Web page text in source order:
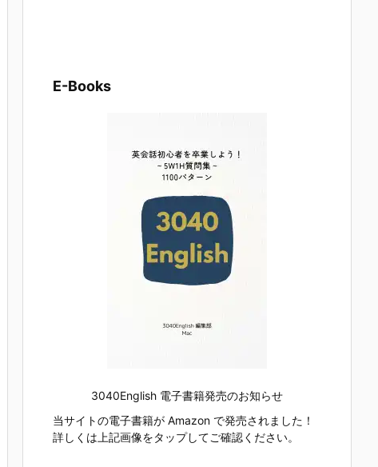
E-Books
3040English 電子書籍発売のお知らせ
当サイトの電子書籍が Amazon で発売されました！
詳しくは上記画像をタップしてご確認ください。